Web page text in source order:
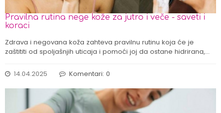
Pravilna rutina nege kože za jutro i veče - saveti i
koraci
Zdrava i negovana koža zahteva pravilnu rutinu koja će je
zaštititi od spoljašnjih uticaja i pomoći joj da ostane hidrirana,…
14.04.2025 Komentari: 0